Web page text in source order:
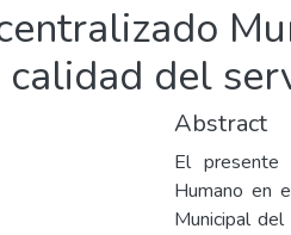
del
Abstract
El presente
Humano en
Municipal